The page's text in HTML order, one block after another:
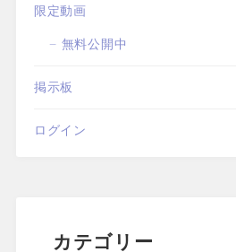
限定動画
無料公開中
掲示板
ログイン
カテゴリー